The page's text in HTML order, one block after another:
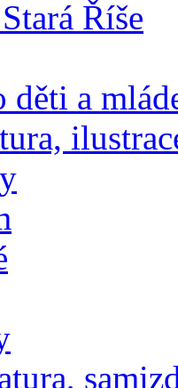
Říše
děti a